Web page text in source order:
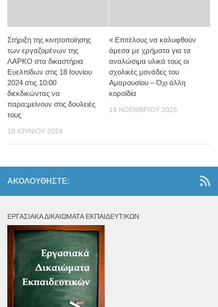
Στήριξη της κινητοποίησης
των εργαζομένων της
ΛΑΡΚΟ στα δικαστήρια
Ευελπίδων στις 18 Ιουνίου
2024 στις 10:00
διεκδικώντας να
παρα;μείνουν στις δουλειές
τους
18 ΙΟΥΝΊΟΥ 2024
« Επιτέλους να καλυφθούν
άμεσα με χρήματα για τα
αναλώσιμα υλικά τους οι
σχολικές μονάδες του
Αμαρουσίου – Όχι άλλη
κοροϊδία
19 ΝΟΕΜΒΡΊΟΥ 2025
ΑΚΟΛΟΥΘΉΣΤΕ:
ΕΡΓΑΣΙΑΚΆ ΔΙΚΑΙΏΜΑΤΑ ΕΚΠΑΙΔΕΥΤΙΚΏΝ